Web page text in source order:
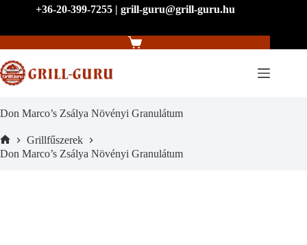
+36-20-399-7255 | grill-guru@grill-guru.hu
Shopping
Don Marco’s Zsálya Növényi Granulátum
Home
Grillfűszerek
Don Marco’s Zsálya Növényi Granulátum